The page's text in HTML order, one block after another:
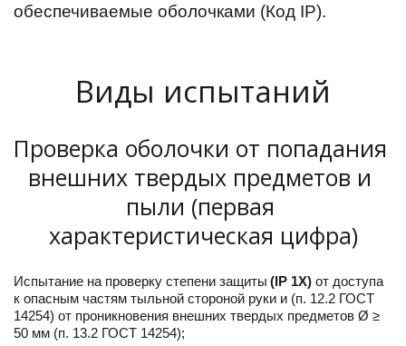
обеспечиваемые оболочками (Код IP).
Виды испытаний
Проверка оболочки от попадания
внешних твердых предметов и
пыли (первая
характеристическая цифра)
Испытание на проверку степени защиты (IP 1X) от доступа
к опасным частям тыльной стороной руки и (п. 12.2 ГОСТ
14254) от проникновения внешних твердых предметов Ø ≥
50 мм (п. 13.2 ГОСТ 14254);